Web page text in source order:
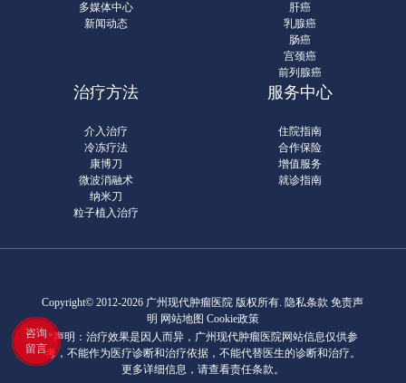
多媒体中心
新闻动态
肝癌
乳腺癌
肠癌
宫颈癌
前列腺癌
治疗方法
介入治疗
冷冻疗法
康博刀
微波消融术
纳米刀
粒子植入治疗
服务中心
住院指南
合作保险
增值服务
就诊指南
Copyright© 2012-2026 广州现代肿瘤医院 版权所有. 隐私条款 免责声
明 网站地图 Cookie政策
*声明：治疗效果是因人而异，广州现代肿瘤医院网站信息仅供参
考，不能作为医疗诊断和治疗依据，不能代替医生的诊断和治疗。
更多详细信息，请查看责任条款。
咨询
留言